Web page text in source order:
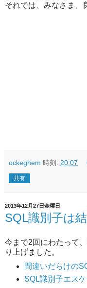
それでは、みなさま、
ockeghem 時刻: 20:07
共有
2013年12月27日金曜日
SQL識別子は
今まで2回にわたって
り上げました。
間違いだらけの
SQL識別子エス